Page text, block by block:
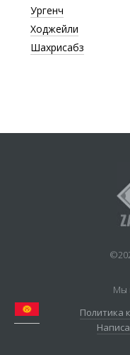
Ургенч
Ходжейли
Шахрисабз
Мы
Политика